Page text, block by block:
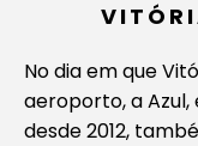
No dia em que
aeroporto, a
desde 2012,